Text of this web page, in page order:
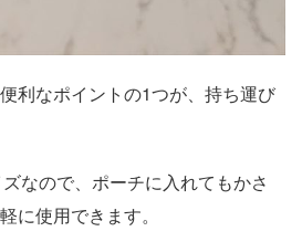
利なポイントの1つが、持ち運び
なので、ポーチに入れてもかさ
に使用できます。